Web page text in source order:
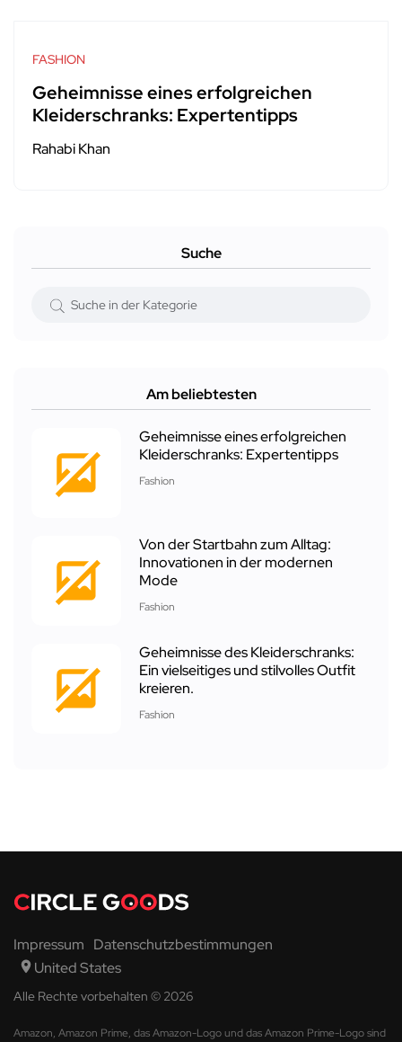
FASHION
Geheimnisse eines erfolgreichen
Kleiderschranks: Expertentipps
Rahabi Khan
Suche
Am beliebtesten
Geheimnisse eines erfolgreichen
Kleiderschranks: Expertentipps
Fashion
Von der Startbahn zum Alltag:
Innovationen in der modernen
Mode
Fashion
Geheimnisse des Kleiderschranks:
Ein vielseitiges und stilvolles Outfit
kreieren.
Fashion
Impressum Datenschutzbestimmungen
United States
Alle Rechte vorbehalten © 2026
Amazon, Amazon Prime, das Amazon-Logo und das Amazon Prime-Logo sind